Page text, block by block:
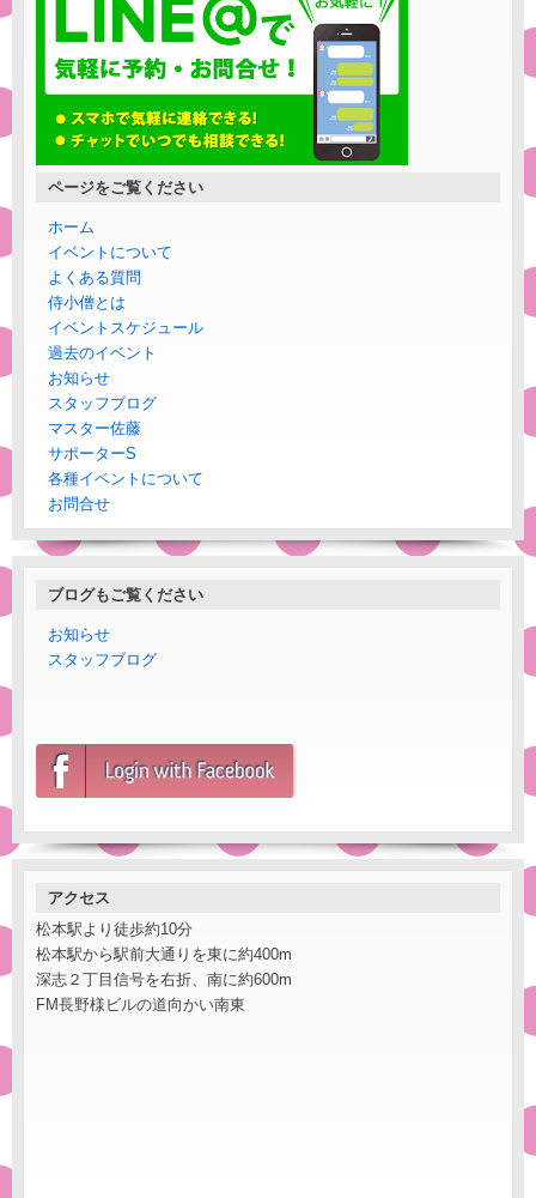
ページをご覧ください
ホーム
イベントについて
よくある質問
侍小僧とは
イベントスケジュール
過去のイベント
お知らせ
スタッフブログ
マスター佐藤
サポーターS
各種イベントについて
お問合せ
ブログもご覧ください
お知らせ
スタッフブログ
アクセス
松本駅より徒歩約10分
松本駅から駅前大通りを東に約400m
深志２丁目信号を右折、南に約600m
FM長野様ビルの道向かい南東